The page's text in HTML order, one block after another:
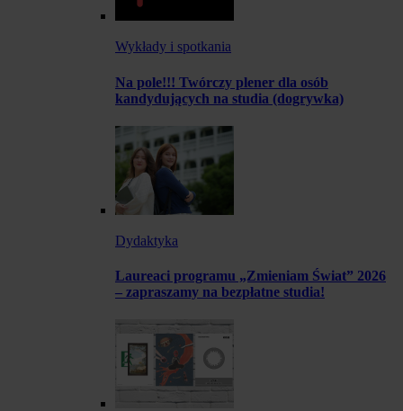
Wykłady i spotkania
Na pole!!! Twórczy plener dla osób
kandydujących na studia (dogrywka)
Dydaktyka
Laureaci programu „Zmieniam Świat” 2026
– zapraszamy na bezpłatne studia!